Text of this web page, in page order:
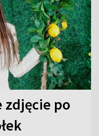
zdjęcie po